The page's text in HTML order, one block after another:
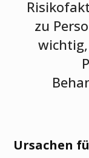
zu
Ursachen